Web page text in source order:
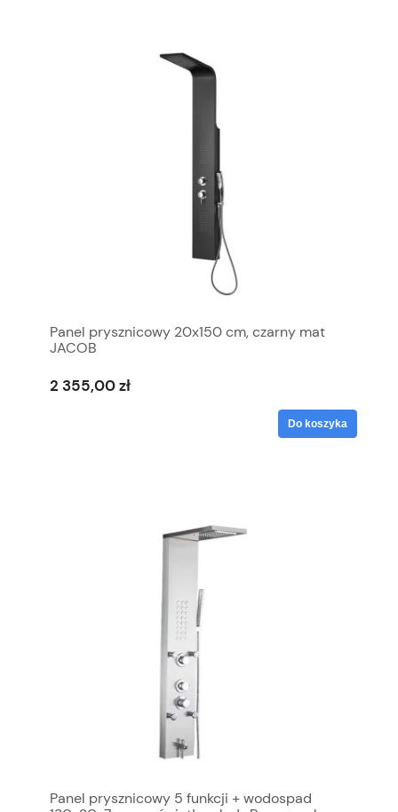
Panel prysznicowy 20x150 cm, czarny mat
JACOB
2 355,00 zł
Do koszyka
Panel prysznicowy 5 funkcji + wodospad